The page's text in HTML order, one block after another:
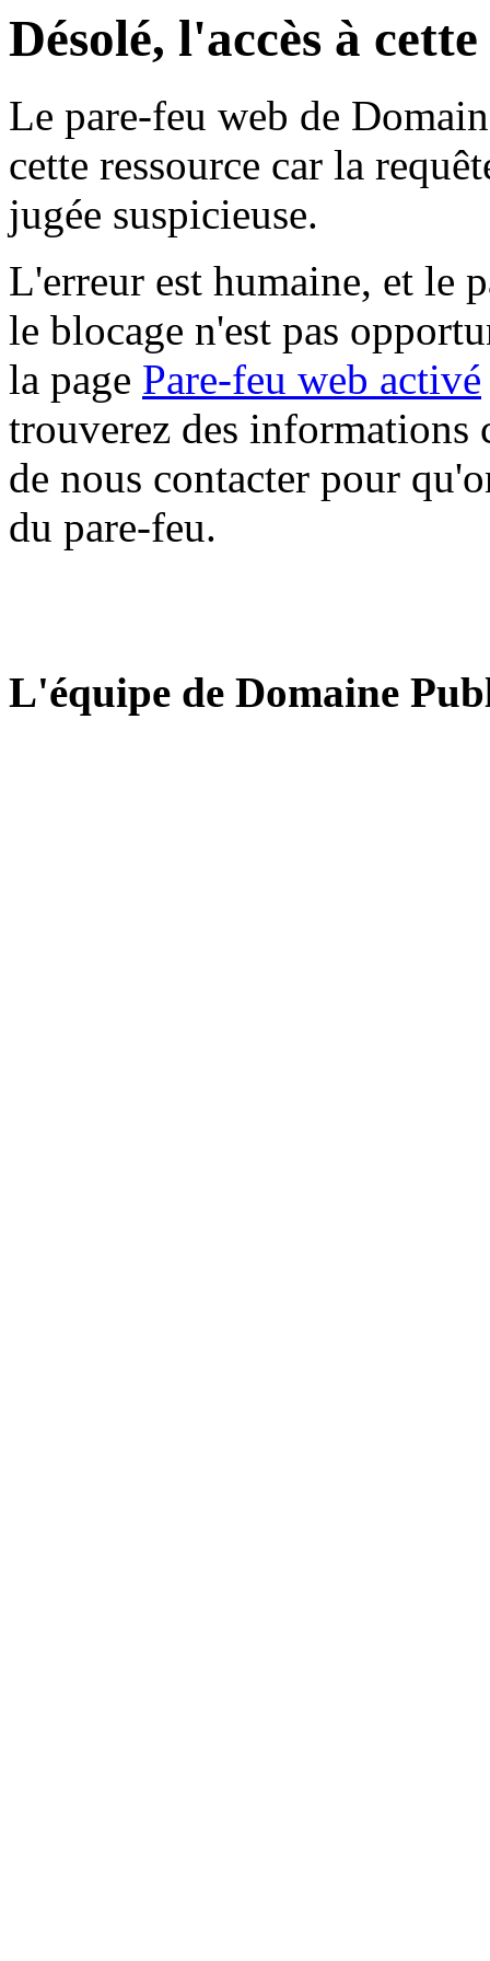
Désolé, l'accès à
Le pare-feu web de
cette ressource car la
jugée suspicieuse.
L'erreur est humaine, et le
le blocage n'est pas
la page Pare-feu web activé
trouverez des informations
de nous contacter pour
du pare-feu.
L'équipe de Domaine